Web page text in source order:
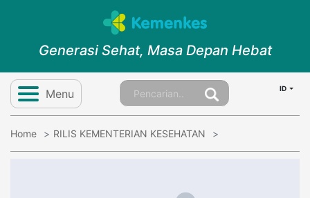
Generasi Sehat, Masa Depan Hebat
Menu ID
Home RILIS KEMENTERIAN KESEHATAN